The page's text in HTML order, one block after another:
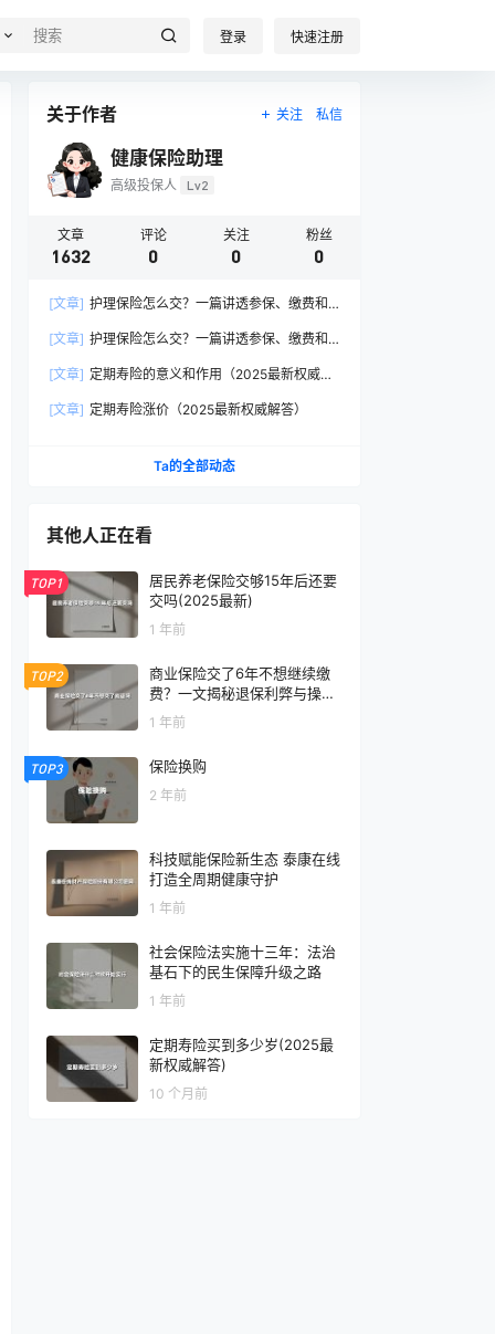
登录 快速注册
关于作者 关注 私信
健康保险助理
高级投保人 Lv2
文章
1632
评论
0
关注
0
粉丝
0
[文章] 护理保险怎么交？一篇讲透参保、缴费和
[文章] 护理保险怎么交？一篇讲透参保、缴费和
[文章] 定期寿险的意义和作用（2025最新权威解
[文章] 定期寿险涨价（2025最新权威解答）
Ta的全部动态
其他人正在看
TOP1
居民养老保险交够15年后还要
交吗(2025最新)
1 年前
TOP2
商业保险交了6年不想继续缴
费？一文揭秘退保利弊与操作
指南
1 年前
TOP3 保险换购
2 年前
科技赋能保险新生态 泰康在线
打造全周期健康守护
1 年前
社会保险法实施十三年：法治
基石下的民生保障升级之路
1 年前
定期寿险买到多少岁(2025最
新权威解答)
10 个月前